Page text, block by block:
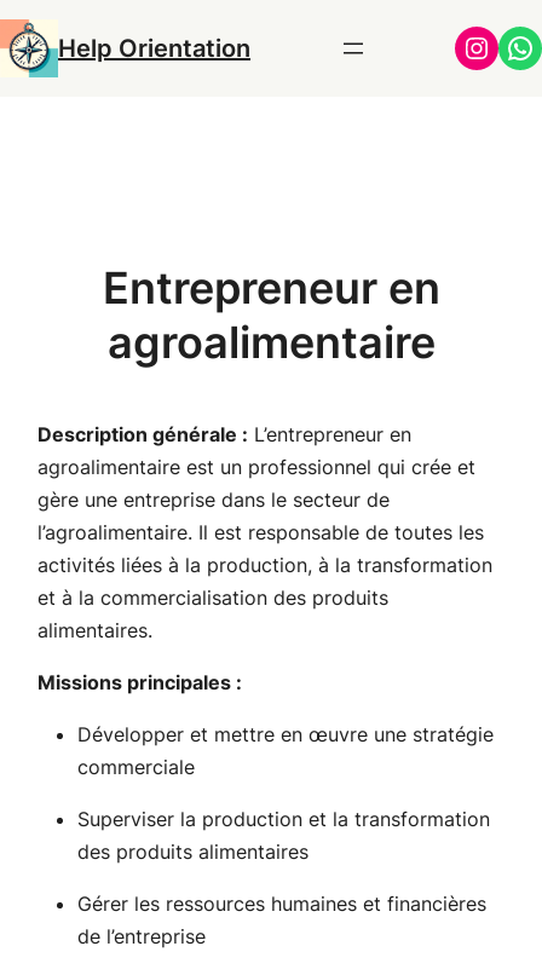
Aller
au
contenu
Help Orientation
Entrepreneur en
agroalimentaire
Description générale : L’entrepreneur en
agroalimentaire est un professionnel qui crée et
gère une entreprise dans le secteur de
l’agroalimentaire. Il est responsable de toutes les
activités liées à la production, à la transformation
et à la commercialisation des produits
alimentaires.
Missions principales :
Développer et mettre en œuvre une stratégie
commerciale
Superviser la production et la transformation
des produits alimentaires
Gérer les ressources humaines et financières
de l’entreprise